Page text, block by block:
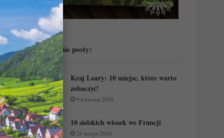
Przeczytaj ostatnie posty:
Kraj Loary: 10 miejsc, które warto
zobaczyć!
9 kwietnia 2026
10 sielskich wiosek we Francji
26 lutego 2026